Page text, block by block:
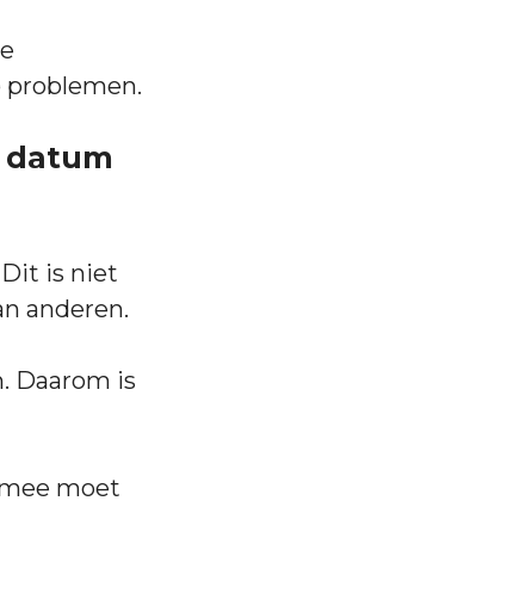
datum
Dit is niet
anderen.
Daarom is
moet